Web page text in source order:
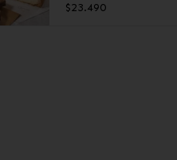
$23.490